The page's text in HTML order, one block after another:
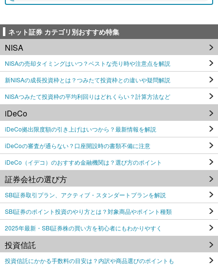
ネット証券 カテゴリ別おすすめ特集
NISA
NISAの売却タイミングはいつ？ベストな売り時や注意点を解説
新NISAの成長投資枠とは？つみたて投資枠との違いや疑問解説
NISAつみたて投資枠の平均利回りはどれくらい？計算方法など
iDeCo
iDeCo拠出限度額の引き上げはいつから？最新情報を解説
iDeCoの審査が通らない？口座開設時の書類不備に注意
iDeCo（イデコ）のおすすめ金融機関は？選び方のポイント
証券会社の選び方
SBI証券取引プラン、アクティブ・スタンダートプランを解説
SBI証券のポイント投資のやり方とは？対象商品やポイント種類
2025年最新・SBI証券株の買い方を初心者にもわかりやすく
投資信託
投資信託にかかる手数料の目安は？内訳や商品選びのポイントも